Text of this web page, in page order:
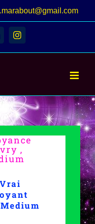
Instagram
,